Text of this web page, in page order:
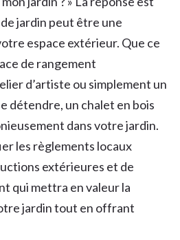
jardin peut être une
espace extérieur. Que ce
de rangement
d’artiste ou simplement un
détendre, un chalet en bois
dans votre jardin.
les règlements locaux
extérieures et de
qui mettra en valeur la
jardin tout en offrant